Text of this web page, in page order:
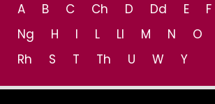
A
B C Ch D Dd E F
Ng
H I L Ll M N O
Rh
S T Th U W Y